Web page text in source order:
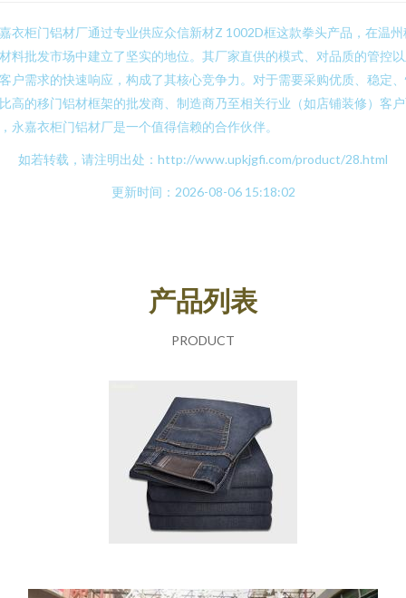
衣柜门铝材厂通过专业供应众信新材Z 1002D框这款拳头产品，在温州
料批发市场中建立了坚实的地位。其厂家直供的模式、对品质的管控
户需求的快速响应，构成了其核心竞争力。对于需要采购优质、稳定
高的移门铝材框架的批发商、制造商乃至相关行业（如店铺装修）客
永嘉衣柜门铝材厂是一个值得信赖的合作伙伴。
如若转载，请注明出处：http://www.upkjgfi.com/product/28.html
更新时间：2026-08-06 15:18:02
产品列表
PRODUCT